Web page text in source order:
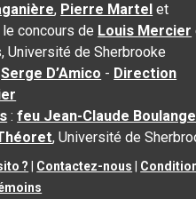
, Pierre Martel et
le concours de Louis Mercier
Université de Sherbrooke
Serge D’Amico - Direction
:feu Jean-Claude
, Université de
? Contactez-nous